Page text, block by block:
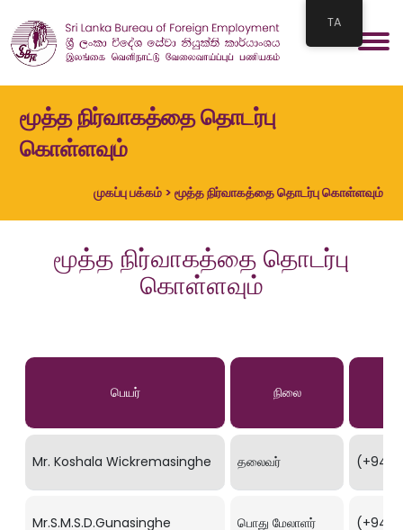
மூத்த நிர்வாகத்தை தொடர்பு
கொள்ளவும்
முகப்பு பக்கம்> மூத்த நிர்வாகத்தை தொடர்பு கொள்ளவும்
மூத்த நிர்வாகத்தை தொடர்பு
கொள்ளவும்
பெயர் நிலை
Mr. Koshala Wickremasinghe தலைவர் (+94)
Mr.S.M.S.D.Gunasinghe பொது மேலாளர் (+94)
TA